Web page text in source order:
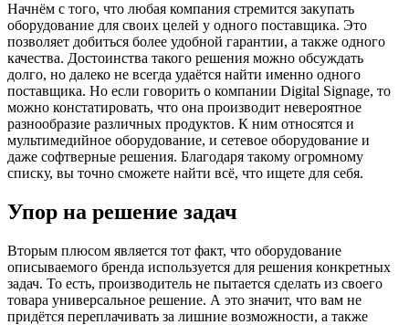
Начнём с того, что любая компания стремится закупать
оборудование для своих целей у одного поставщика. Это
позволяет добиться более удобной гарантии, а также одного
качества. Достоинства такого решения можно обсуждать
долго, но далеко не всегда удаётся найти именно одного
поставщика. Но если говорить о компании Digital Signage, то
можно констатировать, что она производит невероятное
разнообразие различных продуктов. К ним относятся и
мультимедийное оборудование, и сетевое оборудование и
даже софтверные решения. Благодаря такому огромному
списку, вы точно сможете найти всё, что ищете для себя.
Упор на решение задач
Вторым плюсом является тот факт, что оборудование
описываемого бренда используется для решения конкретных
задач. То есть, производитель не пытается сделать из своего
товара универсальное решение. А это значит, что вам не
придётся переплачивать за лишние возможности, а также